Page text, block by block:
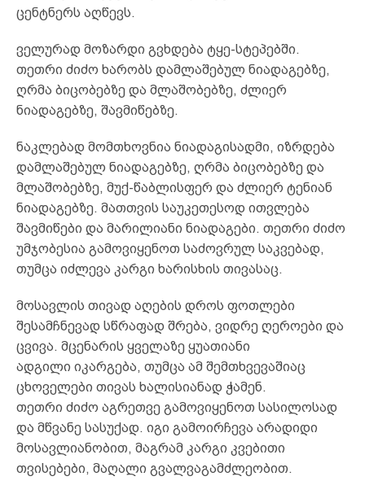
ცენტნერს აღწევს.
ველურად მოზარდი გვხდება ტყე-სტეპებში.
თეთრი ძიძო ხარობს დამლაშებულ ნიადაგებზე,
ღრმა ბიცობებზე და მლაშობებზე, ძლიერ
ნიადაგებზე, შავმიწებზე.
ნაკლებად მომთხოვნია ნიადაგისადმი, იზრდება
დამლაშებულ ნიადაგებზე, ღრმა ბიცობებზე და
მლაშობებზე, მუქ-წაბლისფერ და ძლიერ ტენიან
ნიადაგებზე. მათთვის საუკეთესოდ ითვლება
შავმიწები და მარილიანი ნიადაგები. თეთრი ძიძო
უმჯობესია გამოვიყენოთ საძოვრულ საკვებად,
თუმცა იძლევა კარგი ხარისხის თივასაც.
მოსავლის თივად აღების დროს ფოთლები
შესამჩნევად სწრაფად შრება, ვიდრე ღეროები და
ცვივა. მცენარის ყველაზე ყუათიანი
ადგილი იკარგება, თუმცა ამ შემთხვევაშიაც
ცხოველები თივას ხალისიანად ჭამენ.
თეთრი ძიძო აგრეთვე გამოვიყენოთ სასილოსად
და მწვანე სასუქად. იგი გამოირჩევა არადიდი
მოსავლიანობით, მაგრამ კარგი კვებითი
თვისებები, მაღალი გვალვაგამძლეობით.